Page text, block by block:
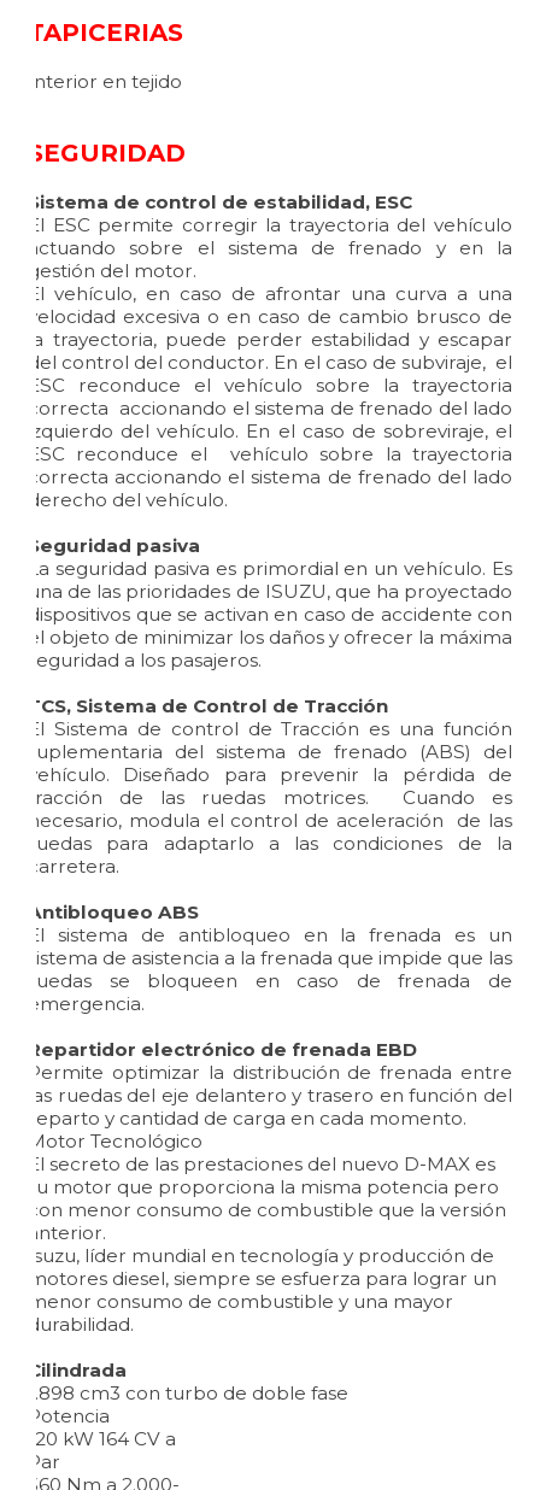
TAPICERIAS
Interior en tejido
SEGURIDAD
Sistema de control de estabilidad, ESC
El ESC permite corregir la trayectoria del vehículo
actuando sobre el sistema de frenado y en la
gestión del motor.
El vehículo, en caso de afrontar una curva a una
velocidad excesiva o en caso de cambio brusco de
la trayectoria, puede perder estabilidad y escapar
del control del conductor. En el caso de subviraje, el
ESC reconduce el vehículo sobre la trayectoria
correcta accionando el sistema de frenado del lado
izquierdo del vehículo. En el caso de sobreviraje, el
ESC reconduce el vehículo sobre la trayectoria
correcta accionando el sistema de frenado del lado
derecho del vehículo.
Seguridad pasiva
La seguridad pasiva es primordial en un vehículo. Es
una de las prioridades de ISUZU, que ha proyectado
dispositivos que se activan en caso de accidente con
el objeto de minimizar los daños y ofrecer la máxima
seguridad a los pasajeros.
TCS, Sistema de Control de Tracción
El Sistema de control de Tracción es una función
suplementaria del sistema de frenado (ABS) del
vehículo. Diseñado para prevenir la pérdida de
tracción de las ruedas motrices. Cuando es
necesario, modula el control de aceleración de las
ruedas para adaptarlo a las condiciones de la
carretera.
Antibloqueo ABS
El sistema de antibloqueo en la frenada es un
sistema de asistencia a la frenada que impide que las
ruedas se bloqueen en caso de frenada de
emergencia.
Repartidor electrónico de frenada EBD
Permite optimizar la distribución de frenada entre
las ruedas del eje delantero y trasero en función del
reparto y cantidad de carga en cada momento.
Motor Tecnológico
El secreto de las prestaciones del nuevo D-MAX es
su motor que proporciona la misma potencia pero
con menor consumo de combustible que la versión
anterior.
Isuzu, líder mundial en tecnología y producción de
motores diesel, siempre se esfuerza para lograr un
menor consumo de combustible y una mayor
durabilidad.
Cilindrada
1.898 cm3 con turbo de doble fase
Potencia
120 kW 164 CV a
Par
360 Nm a 2.000-